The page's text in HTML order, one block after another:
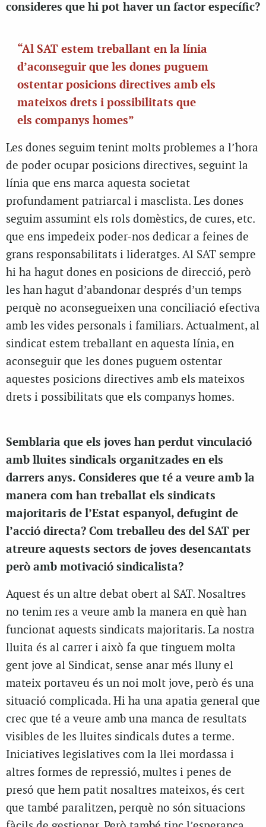
consideres que hi pot haver un factor específic?
“Al SAT estem treballant en la línia
d’aconseguir que les dones puguem
ostentar posicions directives amb els
mateixos drets i possibilitats que
els companys homes”
Les dones seguim tenint molts problemes a l’hora
de poder ocupar posicions directives, seguint la
línia que ens marca aquesta societat
profundament patriarcal i masclista. Les dones
seguim assumint els rols domèstics, de cures, etc.
que ens impedeix poder-nos dedicar a feines de
grans responsabilitats i lideratges. Al SAT sempre
hi ha hagut dones en posicions de direcció, però
les han hagut d’abandonar després d’un temps
perquè no aconsegueixen una conciliació efectiva
amb les vides personals i familiars. Actualment, al
sindicat estem treballant en aquesta línia, en
aconseguir que les dones puguem ostentar
aquestes posicions directives amb els mateixos
drets i possibilitats que els companys homes.
Semblaria que els joves han perdut vinculació
amb lluites sindicals organitzades en els
darrers anys. Consideres que té a veure amb la
manera com han treballat els sindicats
majoritaris de l’Estat espanyol, defugint de
l’acció directa? Com treballeu des del SAT per
atreure aquests sectors de joves desencantats
però amb motivació sindicalista?
Aquest és un altre debat obert al SAT. Nosaltres
no tenim res a veure amb la manera en què han
funcionat aquests sindicats majoritaris. La nostra
lluita és al carrer i això fa que tinguem molta
gent jove al Sindicat, sense anar més lluny el
mateix portaveu és un noi molt jove, però és una
situació complicada. Hi ha una apatia general que
crec que té a veure amb una manca de resultats
visibles de les lluites sindicals dutes a terme.
Iniciatives legislatives com la llei mordassa i
altres formes de repressió, multes i penes de
presó que hem patit nosaltres mateixos, és cert
que també paralitzen, perquè no són situacions